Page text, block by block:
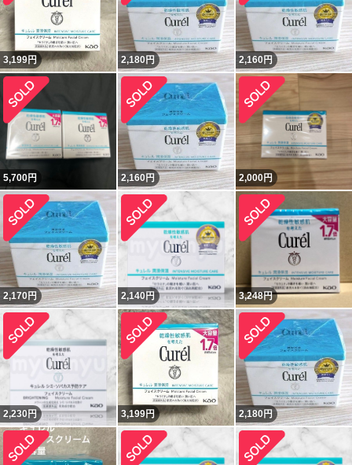
3,199円 2,180円 2,160円
5,700円 2,160円 2,000円
2,170円 2,140円 3,248円
2,230円 3,199円 2,180円